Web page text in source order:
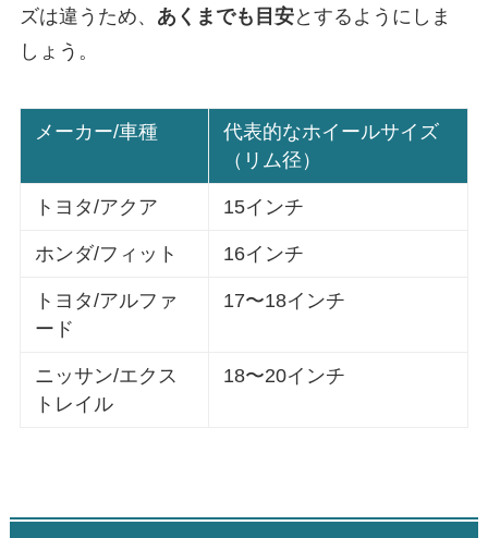
ズは違うため、 あくまでも目安とするようにしま
しょう。
メーカー/車種
代表的なホイールサイズ
（リム径）
トヨタ/アクア 15インチ
ホンダ/フィット 16インチ
トヨタ/アルファ
ード
17〜18インチ
ニッサン/エクス
トレイル
18〜20インチ